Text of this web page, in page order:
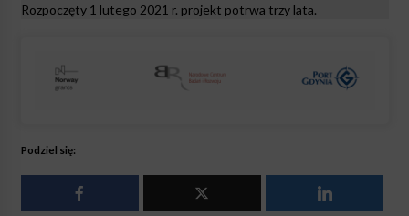
Rozpoczęty 1 lutego 2021 r. projekt potrwa trzy lata.
Podziel się: